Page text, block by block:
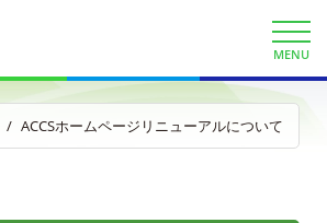
MENU
ACCSホームページリニューアルについて
ト割
定au・UQ割引クーポン